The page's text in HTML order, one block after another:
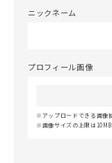
ニックネーム
プロフィール画像
アップロードできる画
画像サイズの上限は10MB